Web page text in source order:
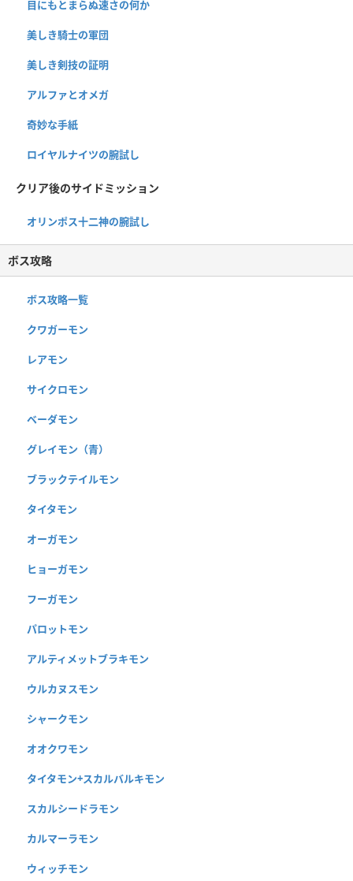
目にもとまらぬ速さの何か
美しき騎士の軍団
美しき剣技の証明
アルファとオメガ
奇妙な手紙
ロイヤルナイツの腕試し
クリア後のサイドミッション
オリンポス十二神の腕試し
ボス攻略
ボス攻略一覧
クワガーモン
レアモン
サイクロモン
ベーダモン
グレイモン（青）
ブラックテイルモン
タイタモン
オーガモン
ヒョーガモン
フーガモン
パロットモン
アルティメットブラキモン
ウルカヌスモン
シャークモン
オオクワモン
タイタモン+スカルバルキモン
スカルシードラモン
カルマーラモン
ウィッチモン